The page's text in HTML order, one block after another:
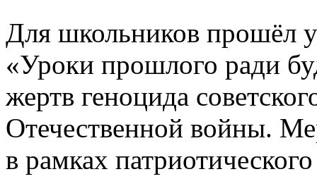
Для школьников прошёл
«Уроки прошлого ради
жертв геноцида
Отечественной войны.
в рамках